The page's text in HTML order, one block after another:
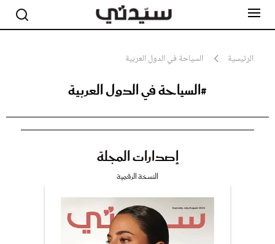
الرئيسية السياحة في الدول العربية
#السياحة في الدول العربية
إصدارات المجلة
النسخة الرقمية
جمال
صحة ورشاقة